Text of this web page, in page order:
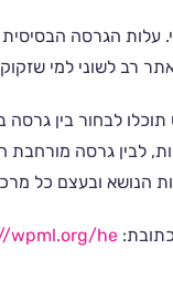
רב לשוני למי
תוכלו לבחור בין
לבין גרסה מורחבת
הנושא ובעצם כל
wpml.org/he